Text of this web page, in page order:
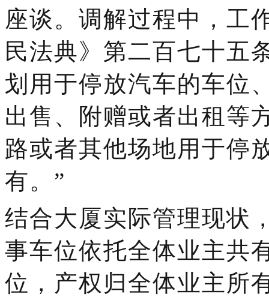
座谈。调解过程中，工
民法典》第二百七十五
划用于停放汽车的车位
出售、附赠或者出租等
路或者其他场地用于停
有。”
结合大厦实际管理现状
事车位依托全体业主共
位，产权归全体业主所